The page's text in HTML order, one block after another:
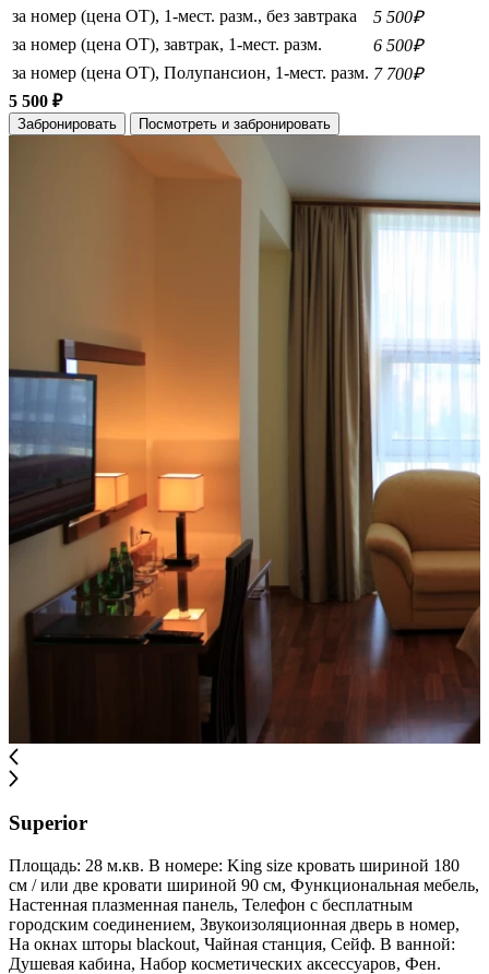
за номер (цена ОТ), 1-мест. разм., без завтрака
5 500₽
за номер (цена ОТ), завтрак, 1-мест. разм.
6 500₽
за номер (цена ОТ), Полупансион, 1-мест. разм. 7 700₽
5 500 ₽
Забронировать Посмотреть и забронировать
Superior
Площадь: 28 м.кв. В номере: King size кровать шириной 180
см / или две кровати шириной 90 см, Функциональная мебель,
Настенная плазменная панель, Телефон с бесплатным
городским соединением, Звукоизоляционная дверь в номер,
На окнах шторы blackout, Чайная станция, Сейф. В ванной:
Душевая кабина, Набор косметических аксессуаров, Фен.